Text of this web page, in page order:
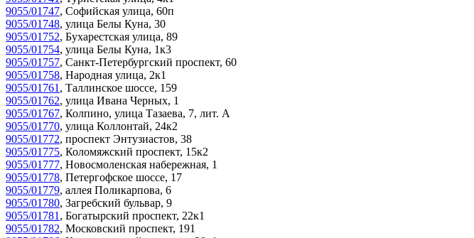
9055/01747, Софийская улица, 60п
9055/01748, улица Белы Куна, 30
9055/01752, Бухарестская улица, 89
9055/01754, улица Белы Куна, 1к3
9055/01757, Санкт-Петербургский проспект, 60
9055/01758, Народная улица, 2к1
9055/01761 , Таллинское шоссе, 159
9055/01762, улица Ивана Черных, 1
9055/01767, Колпино, улица Тазаева, 7, лит. А
9055/01770, улица Коллонтай, 24к2
9055/01772, проспект Энтузиастов, 38
9055/01775, Коломяжский проспект, 15к2
9055/01777, Новосмоленская набережная, 1
9055/01778, Петергофское шоссе, 17
9055/01779, аллея Поликарпова, 6
9055/01780, Загребский бульвар, 9
9055/01781 , Богатырский проспект, 22к1
9055/01782, Московский проспект, 191